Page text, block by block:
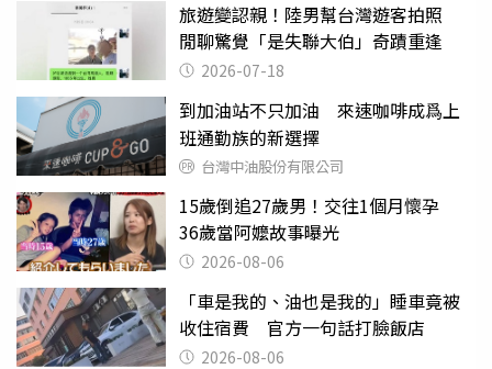
旅遊變認親！陸男幫台灣遊客拍照
閒聊驚覺「是失聯大伯」奇蹟重逢
2026-07-18
到加油站不只加油 來速咖啡成爲上
班通勤族的新選擇
台灣中油股份有限公司
15歲倒追27歲男！交往1個月懷孕
36歲當阿嬤故事曝光
2026-08-06
「車是我的、油也是我的」睡車竟被
收住宿費 官方一句話打臉飯店
2026-08-06